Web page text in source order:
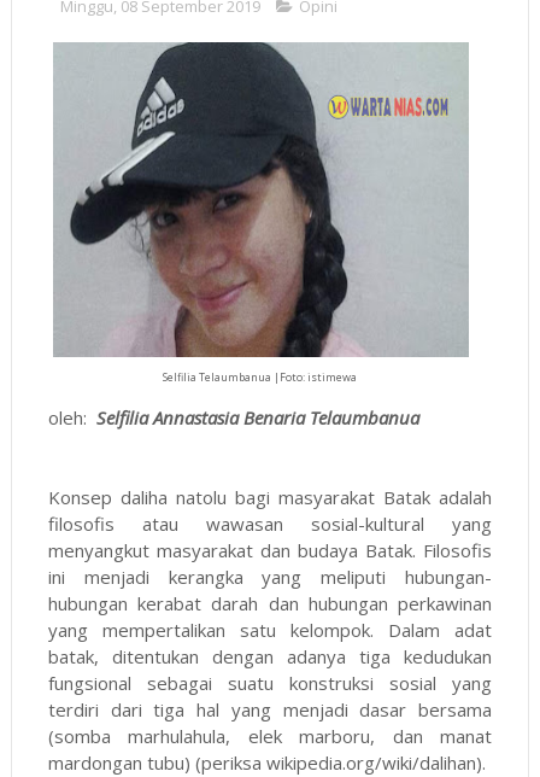
Minggu, 08 September 2019 Opini
Selfilia Telaumbanua |Foto: istimewa
oleh: Selfilia Annastasia Benaria Telaumbanua
Konsep daliha natolu bagi masyarakat Batak adalah
filosofis atau wawasan sosial-kultural yang
menyangkut masyarakat dan budaya Batak. Filosofis
ini menjadi kerangka yang meliputi hubungan-
hubungan kerabat darah dan hubungan perkawinan
yang mempertalikan satu kelompok. Dalam adat
batak, ditentukan dengan adanya tiga kedudukan
fungsional sebagai suatu konstruksi sosial yang
terdiri dari tiga hal yang menjadi dasar bersama
(somba marhulahula, elek marboru, dan manat
mardongan tubu) (periksa wikipedia.org/wiki/dalihan).